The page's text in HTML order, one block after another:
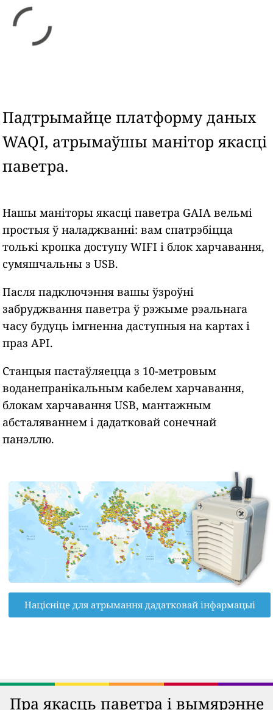
Падтрымайце платформу даных
WAQI, атрымаўшы манітор якасці
паветра.
Нашы маніторы якасці паветра GAIA вельмі
простыя ў наладжванні: вам спатрэбіцца
толькі кропка доступу WIFI і блок харчавання,
сумяшчальны з USB.
Пасля падключэння вашы ўзроўні
забруджвання паветра ў рэжыме рэальнага
часу будуць імгненна даступныя на картах і
праз API.
Станцыя пастаўляецца з 10-метровым
воданепранікальным кабелем харчавання,
блокам харчавання USB, мантажным
абсталяваннем і дадатковай сонечнай
панэллю.
Націсніце для атрымання дадатковай інфармацыі
Пра якасць паветра і вымярэнне